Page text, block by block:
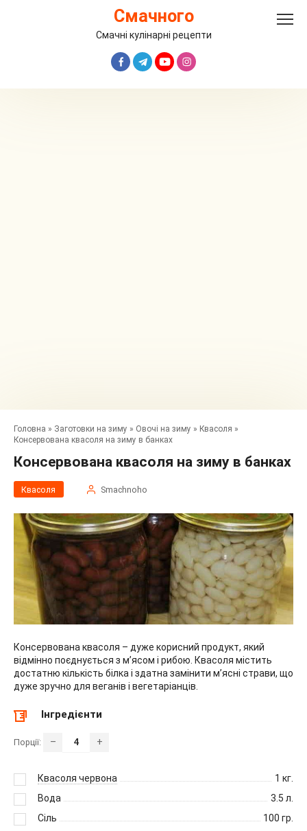
Смачного
Смачні кулінарні рецепти
Головна » Заготовки на зиму » Овочі на зиму » Квасоля »
Консервована квасоля на зиму в банках
Консервована квасоля на зиму в банках
Квасоля Smachnoho
Консервована квасоля – дуже корисний продукт, який
відмінно поєднується з м’ясом і рибою. Квасоля містить
достатню кількість білка і здатна замінити м’ясні страви, що
дуже зручно для веганів і вегетаріанців.
Інгредієнти
Порції: – +
Квасоля червона 1 кг.
Вода
3.5 л.
Сіль
100 гр.